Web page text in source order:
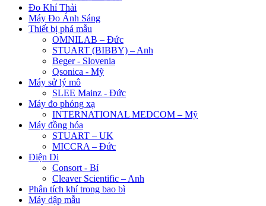
Đo Khí Thải
Máy Đo Ánh Sáng
Thiết bị phá mẫu
OMNILAB – Đức
STUART (BIBBY) – Anh
Beger - Slovenia
Qsonica - Mỹ
Máy sử lý mô
SLEE Mainz - Đức
Máy đo phóng xạ
INTERNATIONAL MEDCOM – Mỹ
Máy đồng hóa
STUART – UK
MICCRA – Đức
Điện Di
Consort - Bỉ
Cleaver Scientific – Anh
Phân tích khí trong bao bì
Máy dập mẫu